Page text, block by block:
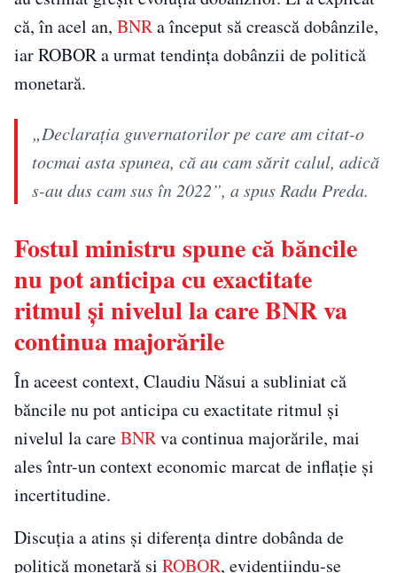
că, în acel an, BNRa început să crească dobânzile,
iar ROBOR a urmat tendința dobânzii de politică
monetară.
„Declarația guvernatorilor pe care am citat-o
tocmai asta spunea, că au cam sărit calul, adică
s-au dus cam sus în 2022”, a spus Radu Preda.
Fostul ministru spune că băncile
nu pot anticipa cu exactitate
ritmul și nivelul la care BNR va
continua majorările
În aceest context, Claudiu Năsui a subliniat că
băncile nu pot anticipa cu exactitate ritmul și
nivelul la careBNRva continua majorările, mai
ales într-un context economic marcat de inflație și
incertitudine.
Discuția a atins și diferența dintre dobânda de
politică monetară și ROBOR, evidențiindu-se